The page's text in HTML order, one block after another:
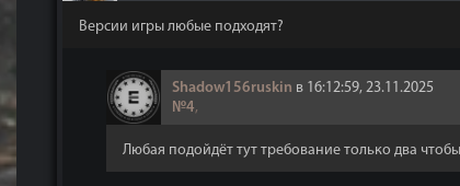
Версии игры любые подходят?
Shadow156ruskin в 16:12:59, 23.11.2025
№4,
Любая подойдёт тут требование только два